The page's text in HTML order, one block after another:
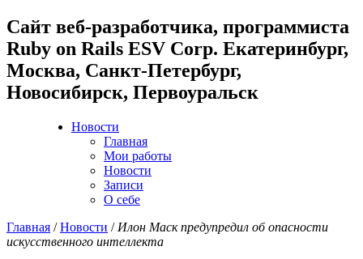
Cайт веб-разработчика, программиста
Ruby on Rails ESV Corp. Екатеринбург,
Москва, Санкт-Петербург,
Новосибирск, Первоуральск
Новости
Главная
Мои работы
Новости
Записи
О себе
Главная /Новости / Илон Маск предупредил об опасности
искусственного интеллекта